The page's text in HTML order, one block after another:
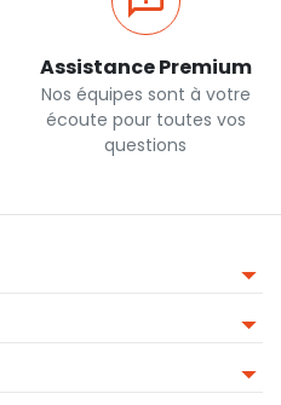
Assistance Premium
Nos équipes sont à votre
écoute pour toutes vos
questions